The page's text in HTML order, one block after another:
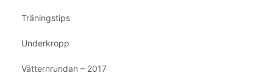
Träningstips
Underkropp
Vätternrundan – 2017